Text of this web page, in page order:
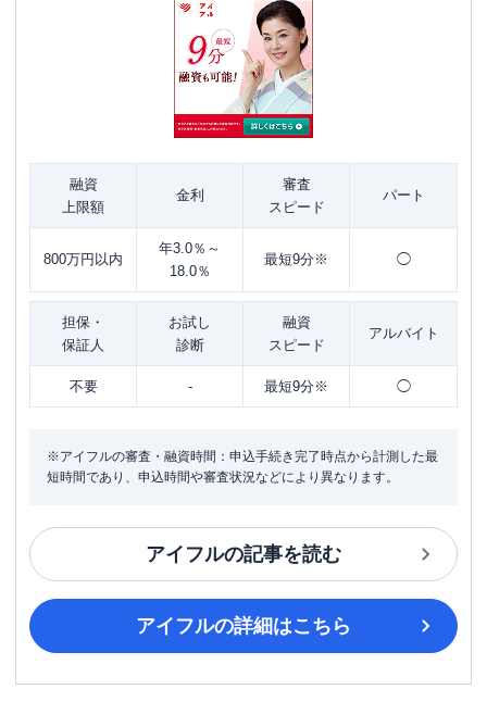
融資
上限額
金利
審査
スピード
パート
800万円以内
年3.0％～
18.0％
最短9分※ ◯
担保・
保証人
お試し
診断
融資
スピード
アルバイト
不要 - 最短9分※ ◯
※アイフルの審査・融資時間：申込手続き完了時点から計測した最
短時間であり、申込時間や審査状況などにより異なります。
アイフルの記事を読む
アイフルの詳細はこちら